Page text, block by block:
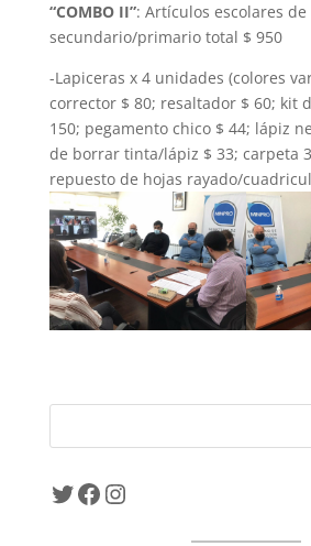
“COMBO II”: Artículos escolares de
secundario/primario total $ 950
-Lapiceras x 4 unidades (colores
corrector $ 80; resaltador $ 60; kit
150; pegamento chico $ 44; lápiz
de borrar tinta/lápiz $ 33; carpeta
repuesto de hojas rayado/
Twitter
Facebook
Instagram